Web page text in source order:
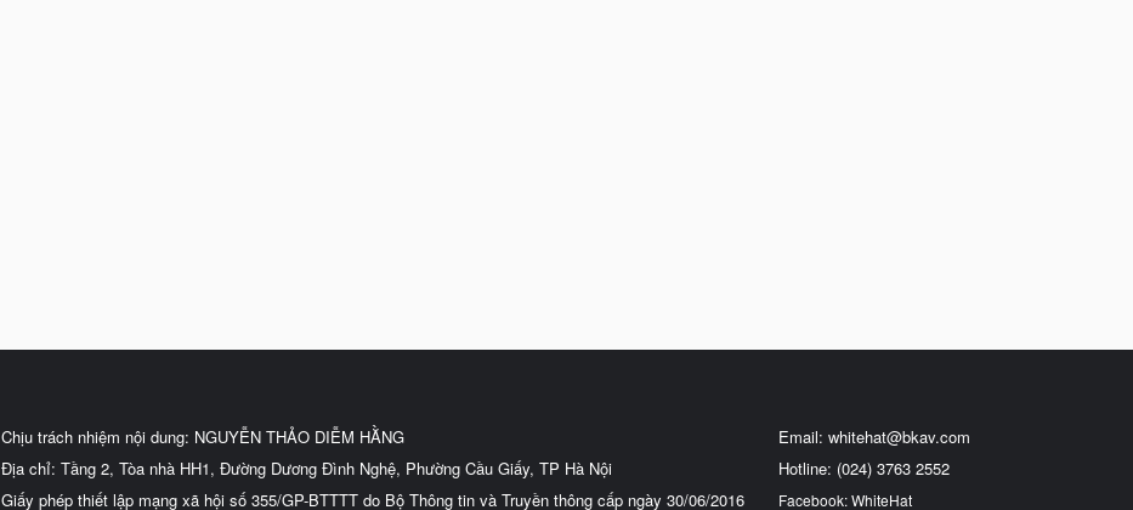
Chịu trách nhiệm nội dung: NGUYỄN THẢO DIỄM HẰNG
Địa chỉ: Tầng 2, Tòa nhà HH1, Đường Dương Đình Nghệ, Phường Cầu Giấy, TP Hà Nội
Giấy phép thiết lập mạng xã hội số 355/GP-BTTTT do Bộ Thông tin và Truyền thông cấp ngày 30/06/2016
Email: whitehat@bkav.com
Hotline: (024) 3763 2552
Facebook: WhiteHat